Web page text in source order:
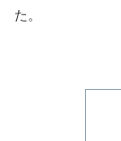
た。